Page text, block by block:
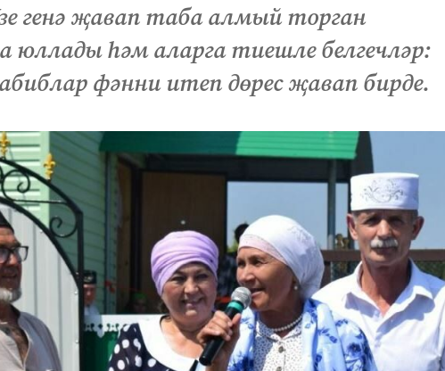
генә җавап таба алмый торган
юллады һәм аларга тиешле белгечләр:
фәнни итеп дөрес җавап бирде.